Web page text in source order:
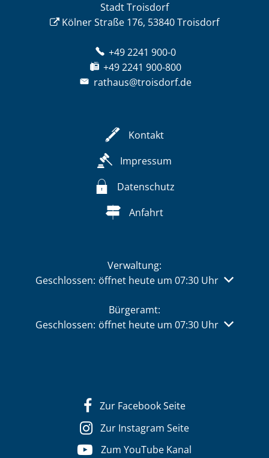
Stadt Troisdorf
Kölner Straße 176, 53840 Troisdorf
+49 2241 900-0
+49 2241 900-800
rathaus@troisdorf.de
Kontakt
Impressum
Datenschutz
Anfahrt
Verwaltung:
Klicken, um weitere Öffnungs- oder Schließzeiten
Geschlossen: öffnet heute um 07:30 Uhr
Bürgeramt:
Klicken, um weitere Öffnungs- oder Schließzeiten
Geschlossen: öffnet heute um 07:30 Uhr
Zur Facebook Seite
Zur Instagram Seite
Zum YouTube Kanal